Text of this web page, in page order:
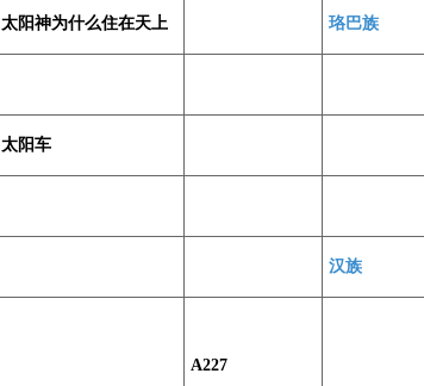
太阳神为什么住在天上 珞巴族
太阳车
汉族
A227